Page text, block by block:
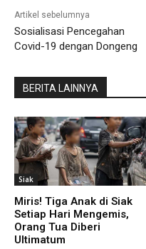
Artikel sebelumnya
Sosialisasi Pencegahan
Covid-19 dengan Dongeng
BERITA LAINNYA
Siak
Miris! Tiga Anak di Siak
Setiap Hari Mengemis,
Orang Tua Diberi
Ultimatum